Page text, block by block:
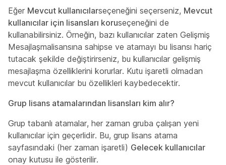
Eğer Mevcut kullanıcılarseçeneğini seçerseniz, Mevcut
kullanıcılar için lisansları koruseçeneğini de
kullanabilirsiniz. Örneğin, bazı kullanıcılar zaten Gelişmiş
Mesajlaşmalisansına sahipse ve atamayı bu lisansı hariç
tutacak şekilde değiştirirseniz, bu kullanıcılar gelişmiş
mesajlaşma özelliklerini korurlar. Kutu işaretli olmadan
mevcut kullanıcılar bu özellikleri kaybedecektir.
Grup lisans atamalarından lisansları kim alır?
Grup tabanlı atamalar, her zaman gruba çalışan yeni
kullanıcılar için geçerlidir. Bu, grup lisans atama
sayfasındaki (her zaman işaretli) Gelecek kullanıcılar
onay kutusu ile gösterilir.